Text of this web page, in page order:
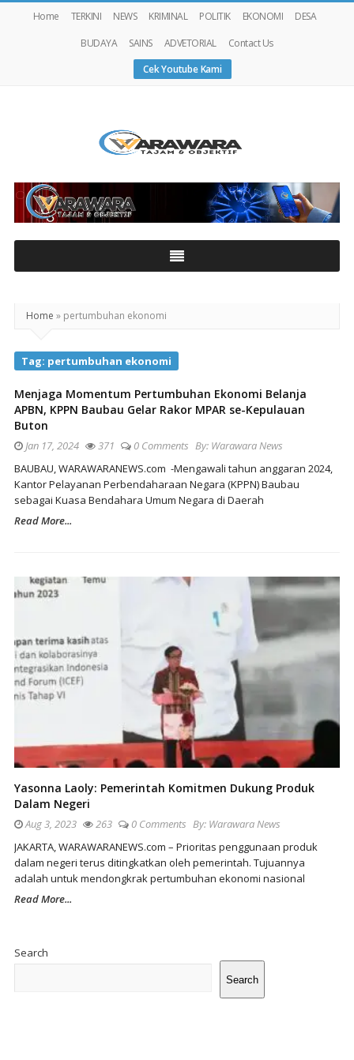
Home TERKINI NEWS KRIMINAL POLITIK EKONOMI
DESA
BUDAYA
SAINS ADVETORIAL
Contact Us
Cek Youtube Kami
Warawaranews
Home » pertumbuhan ekonomi
Tag: pertumbuhan ekonomi
Menjaga Momentum Pertumbuhan Ekonomi Belanja
APBN, KPPN Baubau Gelar Rakor MPAR se-Kepulauan
Buton
Jan 17, 2024 371 0 Comments By: Warawara News
BAUBAU, WARAWARANEWS.com -Mengawali tahun anggaran 2024,
Kantor Pelayanan Perbendaharaan Negara (KPPN) Baubau
sebagai Kuasa Bendahara Umum Negara di Daerah
Read More...
Yasonna Laoly: Pemerintah Komitmen Dukung Produk
Dalam Negeri
Aug 3, 2023 263 0 Comments By: Warawara News
JAKARTA, WARAWARANEWS.com – Prioritas penggunaan produk
dalam negeri terus ditingkatkan oleh pemerintah. Tujuannya
adalah untuk mendongkrak pertumbuhan ekonomi nasional
Read More...
Search
Search